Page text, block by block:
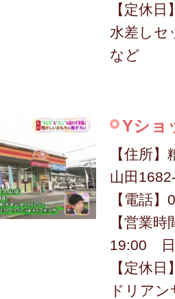
【定休日
水差しセ
など
Yショ
【住所
山田
【電話
【営業
19:00 日
【定休日
ドリア